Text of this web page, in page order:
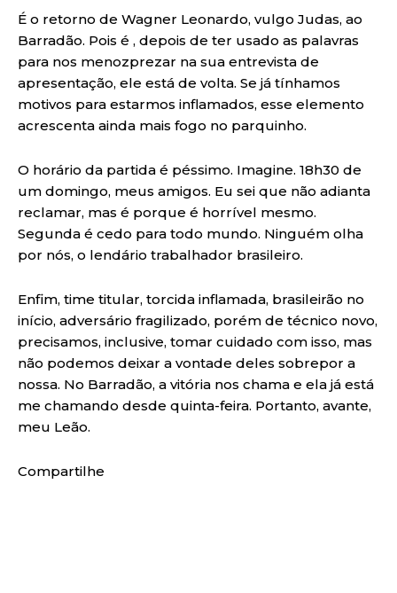
É o retorno de Wagner Leonardo, vulgo Judas, ao
Barradão. Pois é , depois de ter usado as palavras
para nos menozprezar na sua entrevista de
apresentação, ele está de volta. Se já tínhamos
motivos para estarmos inflamados, esse elemento
acrescenta ainda mais fogo no parquinho.
O horário da partida é péssimo. Imagine. 18h30 de
um domingo, meus amigos. Eu sei que não adianta
reclamar, mas é porque é horrível mesmo.
Segunda é cedo para todo mundo. Ninguém olha
por nós, o lendário trabalhador brasileiro.
Enfim, time titular, torcida inflamada, brasileirão no
início, adversário fragilizado, porém de técnico novo,
precisamos, inclusive, tomar cuidado com isso, mas
não podemos deixar a vontade deles sobrepor a
nossa. No Barradão, a vitória nos chama e ela já está
me chamando desde quinta-feira. Portanto, avante,
meu Leão.
Compartilhe